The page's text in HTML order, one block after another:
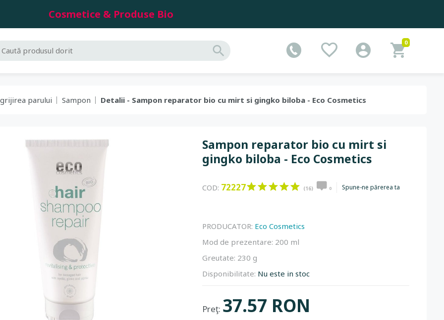
Cosmetice & Produse Bio
0
parului Sampon Detalii - Sampon reparator bio cu mirt si gingko biloba - Eco Cosmetics
Sampon reparator bio cu mirt si
gingko biloba - Eco Cosmetics
COD: 72227 (16) 0 Spune-ne părerea ta
PRODUCATOR: Eco Cosmetics
Mod de prezentare: 200 ml
Greutate: 230 g
Disponibilitate: Nu este in stoc
Preţ: 37.57 RON